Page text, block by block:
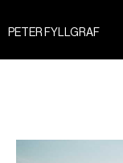
PETER FYLLGRAF